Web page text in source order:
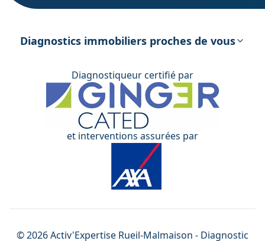
énergétique
Diagnostics immobiliers proches de vous
Diagnostiqueur certifié par
et interventions assurées par
©2026Activ'Expertise Rueil-Malmaison - Diagnostic